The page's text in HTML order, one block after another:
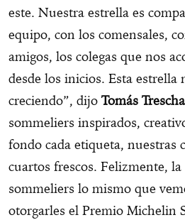
este. Nuestra estrella es
equipo, con los comensales,
amigos, los colegas que nos
desde los inicios. Esta estrella
creciendo”, dijoTomás
sommeliers inspirados,
fondo cada etiqueta, nuestras
cuartos frescos. Felizmente,
sommeliers lo mismo que
otorgarles el Premio Michelin